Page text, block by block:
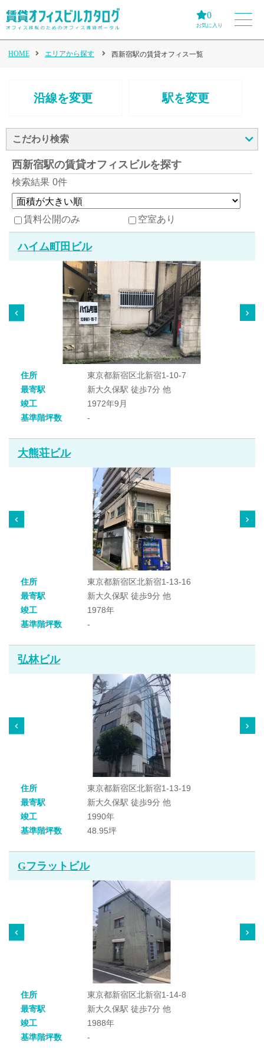
0
お気に入り
HOME エリアから探す 西新宿駅の賃貸オフィス一覧
沿線を変更 駅を変更
こだわり検索
西新宿駅の賃貸オフィスビルを探す
検索結果 0件
賃料公開のみ 空室あり
ハイム町田ビル
住所
東京都新宿区北新宿1-10-7
最寄駅
新大久保駅 徒歩7分 他
竣工
1972年9月
基準階坪数
-
大熊荘ビル
住所
東京都新宿区北新宿1-13-16
最寄駅
新大久保駅 徒歩9分 他
竣工
1978年
基準階坪数
-
弘林ビル
住所
東京都新宿区北新宿1-13-19
最寄駅
新大久保駅 徒歩9分 他
竣工
1990年
基準階坪数
48.95坪
Gフラットビル
住所
東京都新宿区北新宿1-14-8
最寄駅
新大久保駅 徒歩7分 他
竣工
1988年
基準階坪数
-